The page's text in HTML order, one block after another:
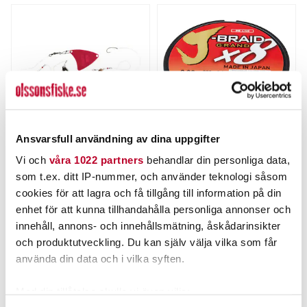
Ansvarsfull användning av dina uppgifter
Vi och våra 1022 partners behandlar din personliga data,
som t.ex. ditt IP-nummer, och använder teknologi såsom
cookies för att lagra och få tillgång till information på din
enhet för att kunna tillhandahålla personliga annonser och
innehåll, annons- och innehållsmätning, åskådarinsikter
och produktutveckling. Du kan själv välja vilka som får
använda din data och i vilka syften.
Abu Konvoj K/Red-
S/Green.
Nuvarande pris:
89,00 krTidigare pris:
89,00 kr
119,00 kr
LÄGG I VARUKORGEN
Daiwa J-Braid Grand X8
Multicolor 300m/fp
Nuvarande pris:
349,00 krTidigare pris:
449,00 kr
349,00 kr
449,00 kr